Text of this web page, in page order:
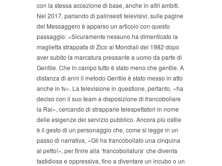
con la stessa accezione di base, anche in altri ambiti.
Nel 2017, parlando di palinsesti televisivi, sulle pagine
del Messaggero è apparso un articolo con questo
passaggio: «Sicuramente nessuno ha dimenticato la
maglietta strappata di Zico ai Mondiali del 1982 dopo
aver subito la marcatura pressante a uomo da parte di
Gentile. Che in campo tutto è stato meno che gentile. A
distanza di anni il metodo Gentile è stato messo in atto
anche in tv». La televisione in questione, pertanto, «ha
deciso con il suo team a disposizione di francobollare
la Rai», cercando di strapparle telespettatori in nome
delle esigenze del servizio pubblico. Ancora più ostile
è il gesto di un personaggio che, come si legge in un
passo di narrativa, «Gli ha francobollato una cinquina
al petto!», per finire alla ‘francobollatura’ che diventa
fastidiosa e oppressiva, fino a diventare un incubo o un